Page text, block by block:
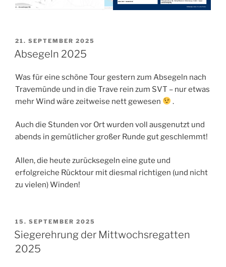
VERÖFFENTLICHT
AM
21. SEPTEMBER 2025
Absegeln 2025
Was für eine schöne Tour gestern zum Absegeln nach
Travemünde und in die Trave rein zum SVT – nur etwas
mehr Wind wäre zeitweise nett gewesen
.
Auch die Stunden vor Ort wurden voll ausgenutzt und
abends in gemütlicher großer Runde gut geschlemmt!
Allen, die heute zurücksegeln eine gute und
erfolgreiche Rücktour mit diesmal richtigen (und nicht
zu vielen) Winden!
VERÖFFENTLICHT
AM
15. SEPTEMBER 2025
Siegerehrung der Mittwochsregatten
2025